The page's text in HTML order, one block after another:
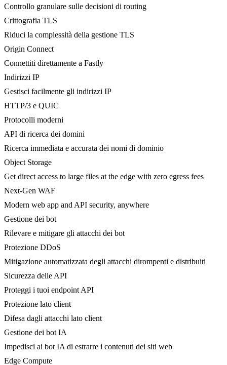
Controllo granulare sulle decisioni di routing
Crittografia TLS
Riduci la complessità della gestione TLS
Origin Connect
Connettiti direttamente a Fastly
Indirizzi IP
Gestisci facilmente gli indirizzi IP
HTTP/3 e QUIC
Protocolli moderni
API di ricerca dei domini
Ricerca immediata e accurata dei nomi di dominio
Object Storage
Get direct access to large files at the edge with zero egress fees
Next-Gen WAF
Modern web app and API security, anywhere
Gestione dei bot
Rilevare e mitigare gli attacchi dei bot
Protezione DDoS
Mitigazione automatizzata degli attacchi dirompenti e distribuiti
Sicurezza delle API
Proteggi i tuoi endpoint API
Protezione lato client
Difesa dagli attacchi lato client
Gestione dei bot IA
Impedisci ai bot IA di estrarre i contenuti dei siti web
Edge Compute